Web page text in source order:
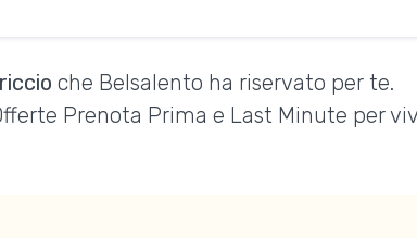
che Belsalento ha riservato per te.
Prenota Prima e Last Minute per